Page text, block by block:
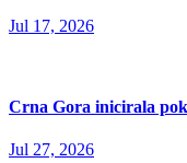
Jul 17, 2026
Crna Gora inicirala
Jul 27, 2026